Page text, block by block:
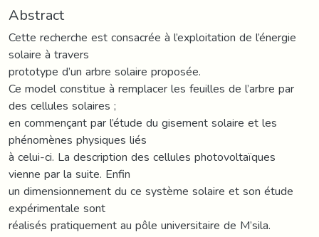
Abstract
Cette recherche est consacrée à l’exploitation de l’énergie
solaire à travers
prototype d’un arbre solaire proposée.
Ce model constitue à remplacer les feuilles de l’arbre par
des cellules solaires ;
en commençant par l’étude du gisement solaire et les
phénomènes physiques liés
à celui-ci. La description des cellules photovoltaïques
vienne par la suite. Enfin
un dimensionnement du ce système solaire et son étude
expérimentale sont
réalisés pratiquement au pôle universitaire de M’sila.